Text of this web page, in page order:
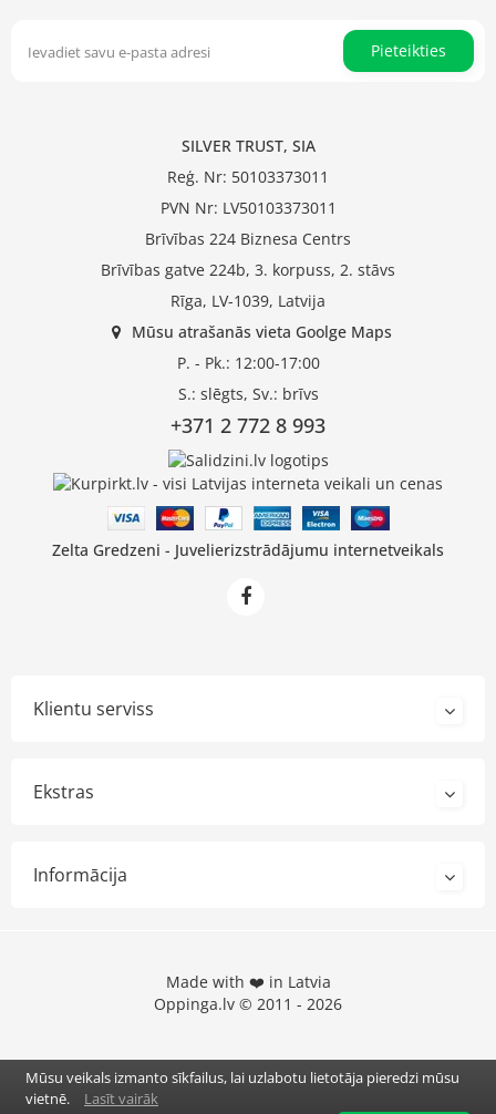
Pieteikties
SILVER TRUST, SIA
Reģ. Nr: 50103373011
PVN Nr: LV50103373011
Brīvības 224 Biznesa Centrs
Brīvības gatve 224b, 3. korpuss, 2. stāvs
Rīga, LV-1039, Latvija
Mūsu atrašanās vieta Goolge Maps
P. - Pk.: 12:00-17:00
S.: slēgts, Sv.: brīvs
+371 2 772 8 993
Zelta Gredzeni - Juvelierizstrādājumu internetveikals
Klientu serviss
Ekstras
Informācija
Made with ❤️ in Latvia
Oppinga.lv © 2011 - 2026
Mūsu veikals izmanto sīkfailus, lai uzlabotu lietotāja pieredzi mūsu
vietnē.
Lasīt vairāk